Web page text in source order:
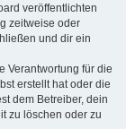
veröffentlichten
zeitweise oder
und dir ein
Verantwortung für die
erstellt hat oder die
dem Betreiber, dein
zu löschen oder zu